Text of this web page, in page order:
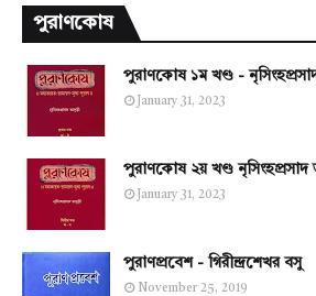
পুরাণকোষ
পুরাণকোষ ১ম খণ্ড -
January 31, 2023
পুরাণকোষ ২য় খণ্ড নৃসিংহপ্রসাদ
January 31, 2023
পুরাণপ্রবেশ - গিরীন্দ্রশেখর বসু
November 25, 2019